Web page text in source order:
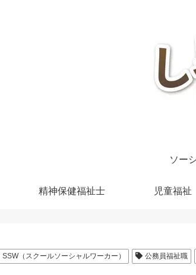
ソー
精神保健福祉士 児童福祉
SSW（スクールソーシャルワーカー） 公務員福祉職